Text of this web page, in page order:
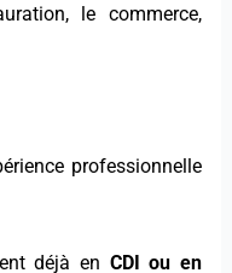
le commerce,
professionnelle
déjà en CDI ou en